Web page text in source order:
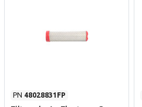
PN 48028831FP